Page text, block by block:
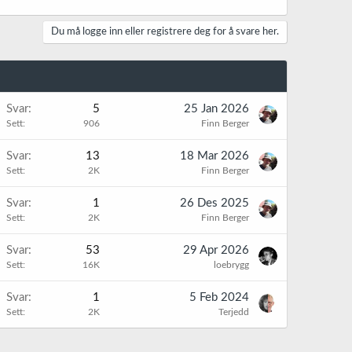
Du må logge inn eller registrere deg for å svare her.
Svar 5
Sett 906
25 Jan 2026
Finn Berger
Svar 13
Sett 2K
18 Mar 2026
Finn Berger
Svar 1
Sett 2K
26 Des 2025
Finn Berger
Svar 53
Sett 16K
29 Apr 2026
loebrygg
Svar 1
Sett 2K
5 Feb 2024
Terjedd